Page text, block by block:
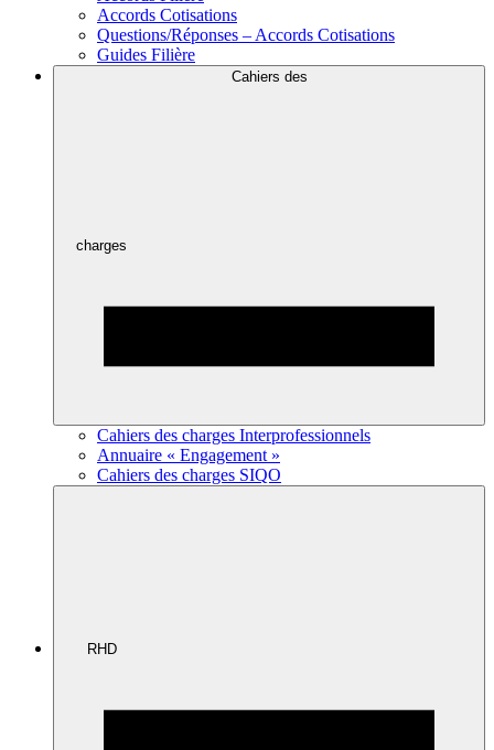
Accords Cotisations
Questions/Réponses – Accords Cotisations
Guides Filière
Cahiers des
charges
Cahiers des charges Interprofessionnels
Annuaire « Engagement »
Cahiers des charges SIQO
RHD